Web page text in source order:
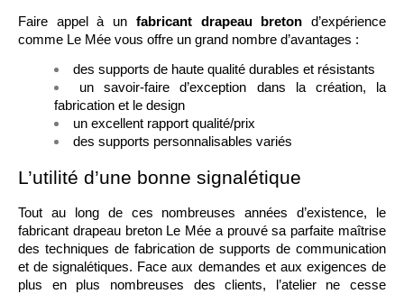
Faire appel à un fabricant drapeau breton d’expérience
comme Le Mée vous offre un grand nombre d’avantages :
des supports de haute qualité durables et résistants
un savoir-faire d’exception dans la création, la
fabrication et le design
un excellent rapport qualité/prix
des supports personnalisables variés
L’utilité d’une bonne signalétique
Tout au long de ces nombreuses années d’existence, le
fabricant drapeau breton Le Mée a prouvé sa parfaite maîtrise
des techniques de fabrication de supports de communication
et de signalétiques. Face aux demandes et aux exigences de
plus en plus nombreuses des clients, l’atelier ne cesse